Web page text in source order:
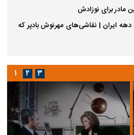
مادر برای نوزادش
ایران | نقاشی‌های مهرنوش بادپر که
۱ ۲ ۳